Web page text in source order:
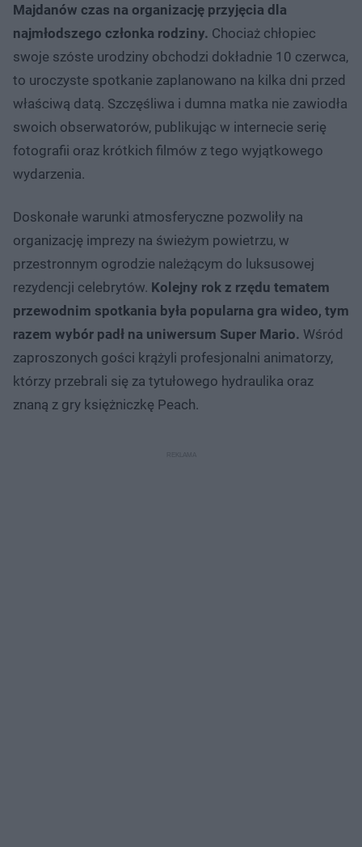
Majdanów czas na organizację przyjęcia dla
najmłodszego członka rodziny. Chociaż chłopiec
swoje szóste urodziny obchodzi dokładnie 10 czerwca,
to uroczyste spotkanie zaplanowano na kilka dni przed
właściwą datą. Szczęśliwa i dumna matka nie zawiodła
swoich obserwatorów, publikując w internecie serię
fotografii oraz krótkich filmów z tego wyjątkowego
wydarzenia.
Doskonałe warunki atmosferyczne pozwoliły na
organizację imprezy na świeżym powietrzu, w
przestronnym ogrodzie należącym do luksusowej
rezydencji celebrytów. Kolejny rok z rzędu tematem
przewodnim spotkania była popularna gra wideo, tym
razem wybór padł na uniwersum Super Mario. Wśród
zaproszonych gości krążyli profesjonalni animatorzy,
którzy przebrali się za tytułowego hydraulika oraz
znaną z gry księżniczkę Peach.